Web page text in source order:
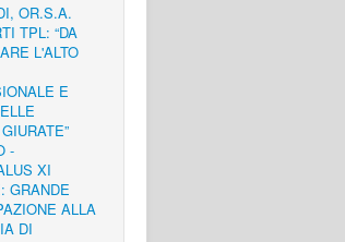
OR.S.A.
TPL: “DA
L'ALTO
E
-
XI
GRANDE
ALLA
DI